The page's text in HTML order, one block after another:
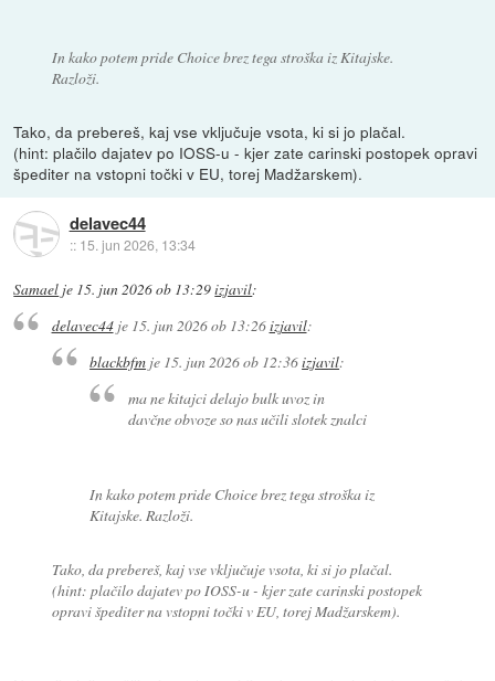
In kako potem pride Choice brez tega stroška iz Kitajske.
Razloži.
Tako, da prebereš, kaj vse vključuje vsota, ki si jo plačal.
(hint: plačilo dajatev po IOSS-u - kjer zate carinski postopek opravi
špediter na vstopni točki v EU, torej Madžarskem).
delavec44
:: 15. jun 2026, 13:34
Samael je 15. jun 2026 ob 13:29izjavil:
delavec44je 15. jun 2026 ob 13:26izjavil:
blackbfm je 15. jun 2026 ob 12:36izjavil:
ma ne kitajci delajo bulk uvoz in
davčne obvoze so nas učili slotek znalci
In kako potem pride Choice brez tega stroška iz
Kitajske. Razloži.
Tako, da prebereš, kaj vse vključuje vsota, ki si jo plačal.
(hint: plačilo dajatev po IOSS-u - kjer zate carinski postopek
opravi špediter na vstopni točki v EU, torej Madžarskem).